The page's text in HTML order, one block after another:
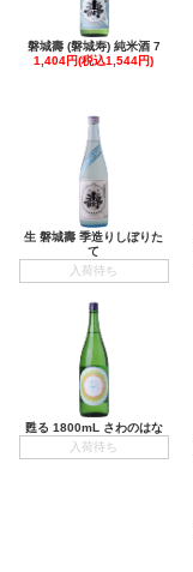
磐城壽 (磐城寿) 純米酒 7
1,404円(税込1,544円)
生 磐城壽 季造りしぼりた
て
入荷待ち
甦る 1800mL さわのはな
入荷待ち